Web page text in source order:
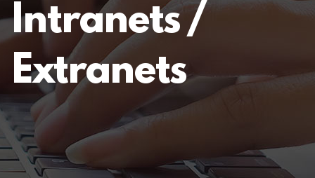
Intranets /
Extranets